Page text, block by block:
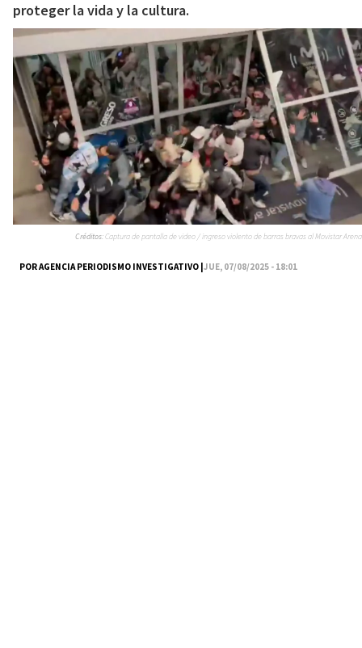
proteger la vida y la cultura.
POR AGENCIA PERIODISMO INVESTIGATIVO |JUE, 07/08/2025 - 18:01
Créditos:Captura de pantalla de video / ingreso violento de barras bravas al Movistar Arena